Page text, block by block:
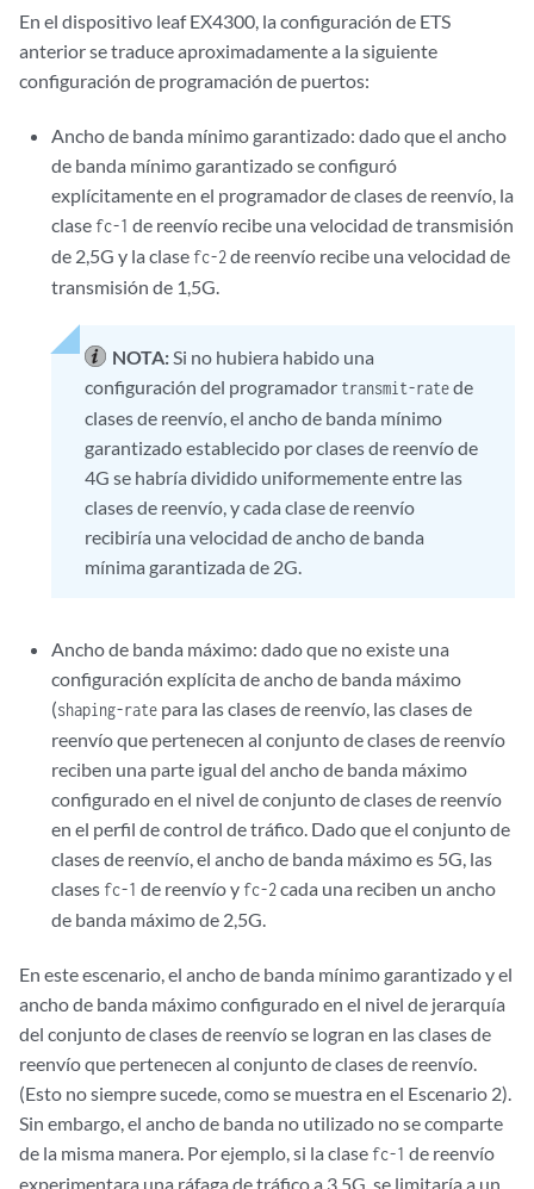
En el dispositivo leaf EX4300, la configuración de ETS
anterior se traduce aproximadamente a la siguiente
configuración de programación de puertos:
Ancho de banda mínimo garantizado: dado que el ancho
de banda mínimo garantizado se configuró
explícitamente en el programador de clases de reenvío, la
clase fc-1 de reenvío recibe una velocidad de transmisión
de 2,5G y la clase fc-2de reenvío recibe una velocidad de
transmisión de 1,5G.
NOTA:Si no hubiera habido una
configuración del programador transmit-ratede
clases de reenvío, el ancho de banda mínimo
garantizado establecido por clases de reenvío de
4G se habría dividido uniformemente entre las
clases de reenvío, y cada clase de reenvío
recibiría una velocidad de ancho de banda
mínima garantizada de 2G.
Ancho de banda máximo: dado que no existe una
configuración explícita de ancho de banda máximo
(shaping-rate para las clases de reenvío, las clases de
reenvío que pertenecen al conjunto de clases de reenvío
reciben una parte igual del ancho de banda máximo
configurado en el nivel de conjunto de clases de reenvío
en el perfil de control de tráfico. Dado que el conjunto de
clases de reenvío, el ancho de banda máximo es 5G, las
clases fc-1 de reenvío y fc-2cada una reciben un ancho
de banda máximo de 2,5G.
En este escenario, el ancho de banda mínimo garantizado y el
ancho de banda máximo configurado en el nivel de jerarquía
del conjunto de clases de reenvío se logran en las clases de
reenvío que pertenecen al conjunto de clases de reenvío.
(Esto no siempre sucede, como se muestra en el Escenario 2).
Sin embargo, el ancho de banda no utilizado no se comparte
de la misma manera. Por ejemplo, si la clase fc-1 de reenvío
experimentara una ráfaga de tráfico a 3,5G, se limitaría a un